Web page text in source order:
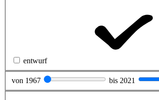
entwurf
von 1967 bis 2021